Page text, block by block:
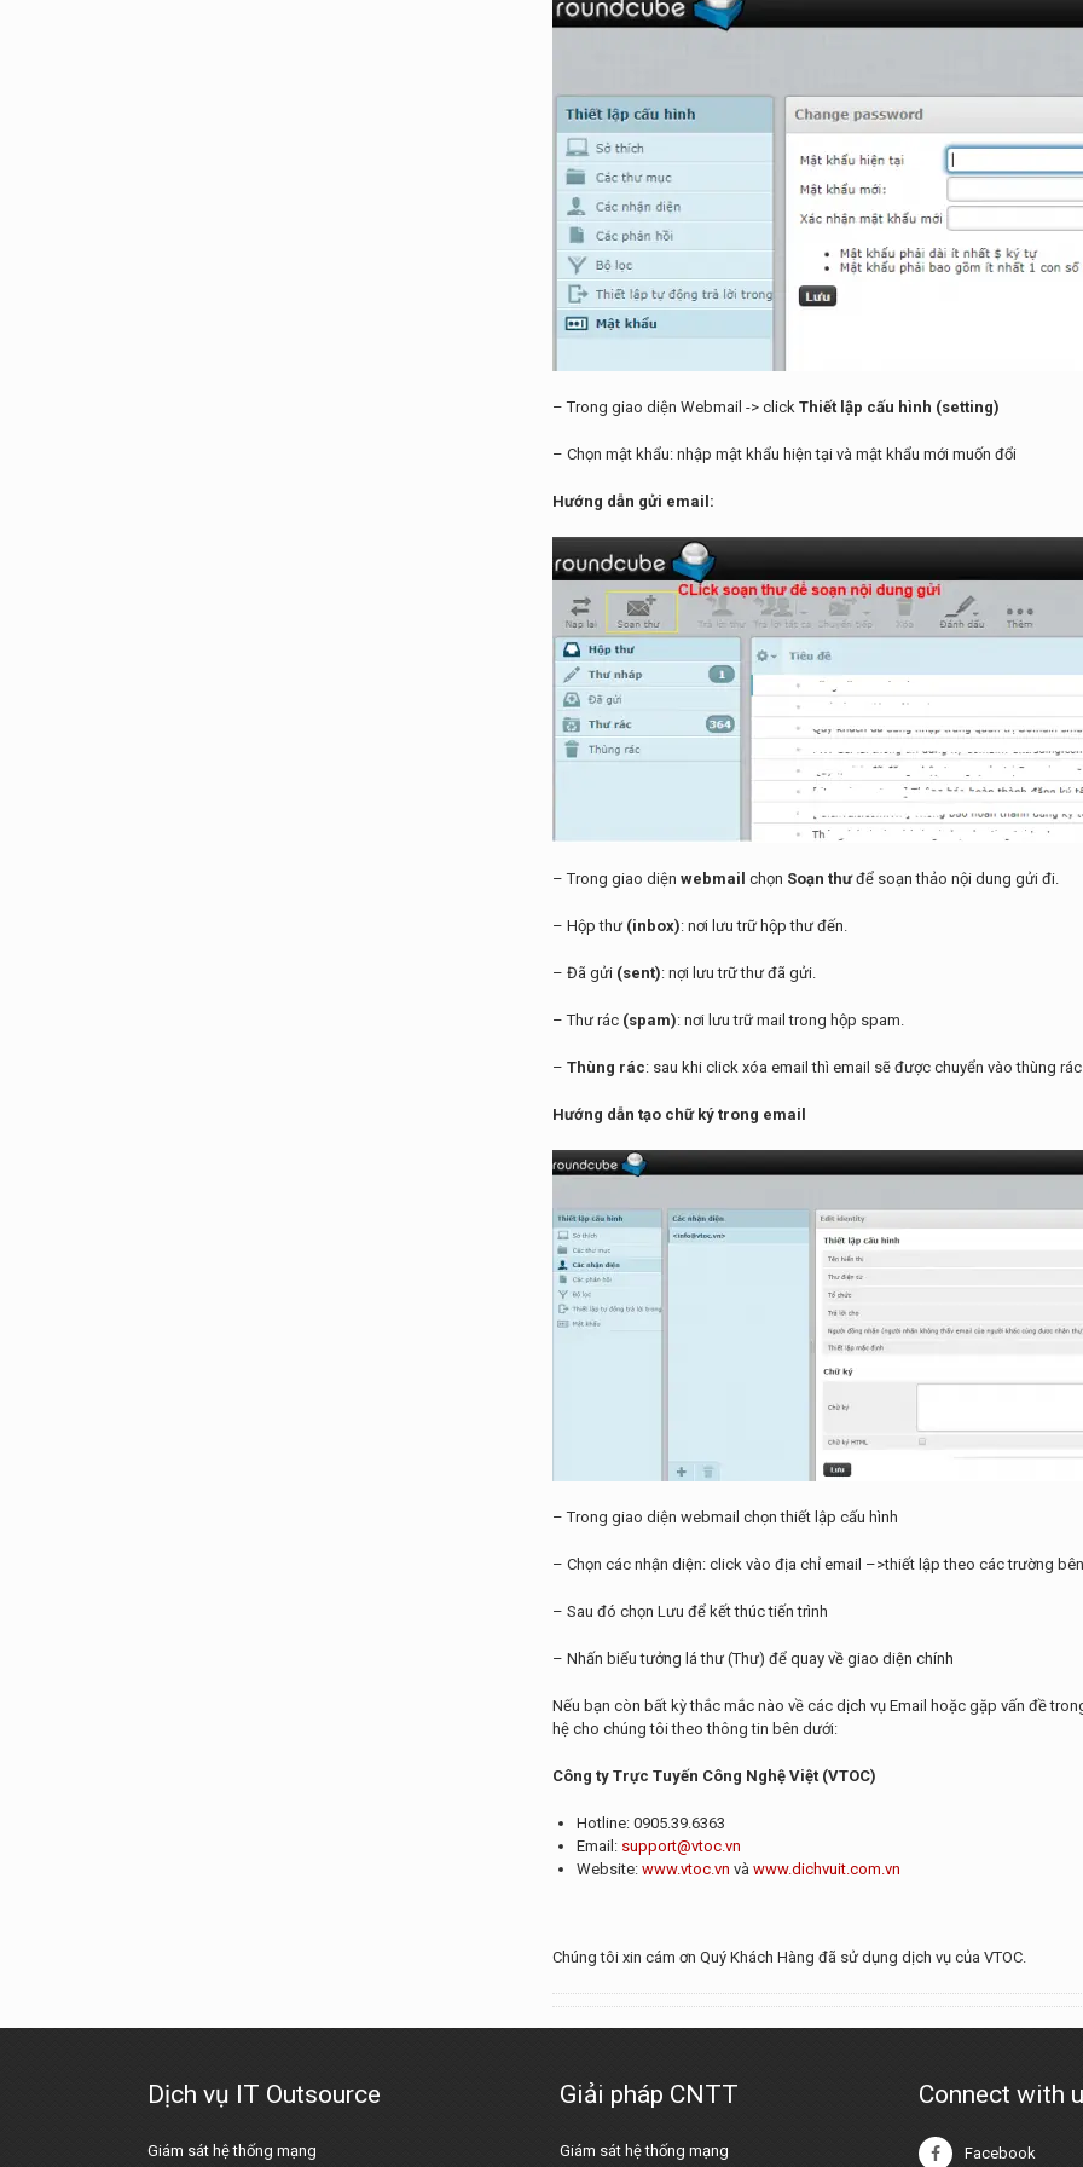
– Trong giao diện Webmail -> click Thiết lập cấu hình (setting)
– Chọn mật khẩu: nhập mật khẩu hiện tại và mật khẩu mới muốn đổi
Hướng dẫn gửi email:
– Trong giao diện webmail chọn Soạn thưđể soạn thảo nội dung gửi đi.
– Hộp thư (inbox): nơi lưu trữ hộp thư đến.
– Đã gửi (sent): nợi lưu trữ thư đã gửi.
– Thư rác (spam): nơi lưu trữ mail trong hộp spam.
– Thùng rác: sau khi click xóa email thì email sẽ được chuyển vào thùng
Hướng dẫn tạo chữ ký trong email
– Trong giao diện webmail chọn thiết lập cấu hình
– Chọn các nhận diện: click vào địa chỉ email –>thiết lập theo các trường
– Sau đó chọn Lưu để kết thúc tiến trình
– Nhấn biểu tưởng lá thư (Thư) để quay về giao diện chính
Nếu bạn còn bất kỳ thắc mắc nào về các dịch vụ Email hoặc gặp vấn đề
hệ cho chúng tôi theo thông tin bên dưới:
Công ty Trực Tuyến Công Nghệ Việt (VTOC)
Hotline: 0905.39.6363
Email: support@vtoc.vn
Website: www.vtoc.vn và www.dichvuit.com.vn
Chúng tôi xin cám ơn Quý Khách Hàng đã sử dụng dịch vụ của VTOC.
Dịch vụ IT Outsource
Giám sát hệ thống mạng
Giải pháp CNTT
Giám sát hệ thống mạng
Connect with
Facebook